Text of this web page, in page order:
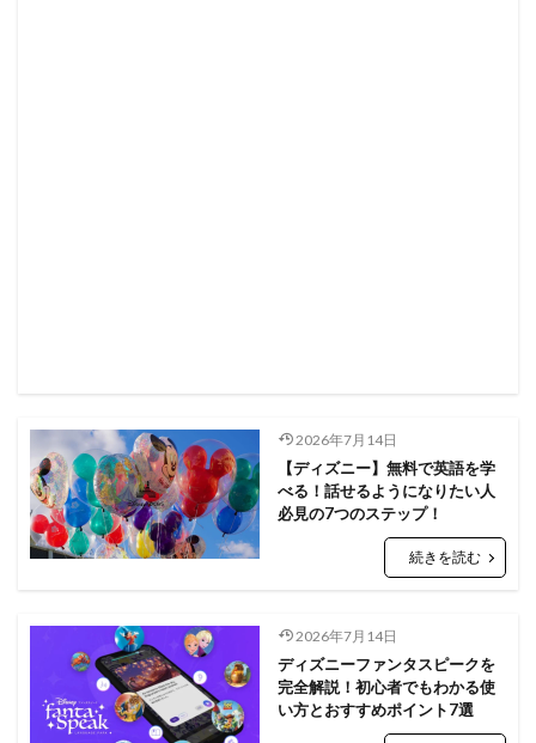
2026年7月14日
【ディズニー】無料で英語を学
べる！話せるようになりたい人
必見の7つのステップ！
続きを読む
2026年7月14日
ディズニーファンタスピークを
完全解説！初心者でもわかる使
い方とおすすめポイント7選